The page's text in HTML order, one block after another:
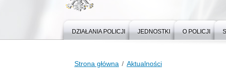
DZIAŁANIA POLICJI JEDNOSTKI O POLICJI
Strona główna Aktualności